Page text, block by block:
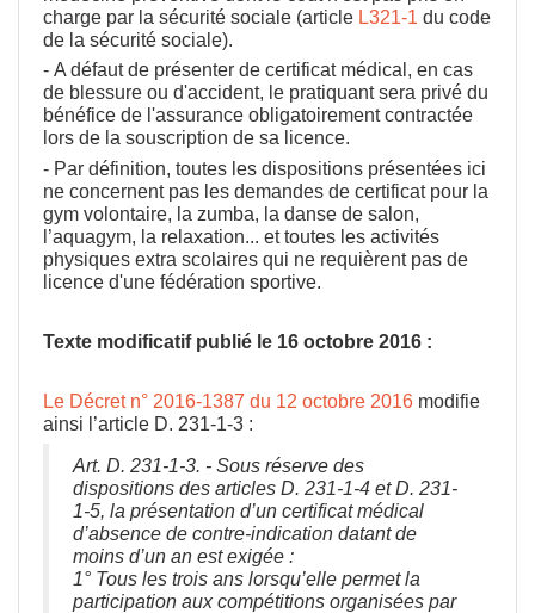
charge par la sécurité sociale (article L321-1 du code
de la sécurité sociale).
- A défaut de présenter de certificat médical, en cas
de blessure ou d'accident, le pratiquant sera privé du
bénéfice de l'assurance obligatoirement contractée
lors de la souscription de sa licence.
- Par définition, toutes les dispositions présentées ici
ne concernent pas les demandes de certificat pour la
gym volontaire, la zumba, la danse de salon,
l’aquagym, la relaxation... et toutes les activités
physiques extra scolaires qui ne requièrent pas de
licence d'une fédération sportive.
Texte modificatif publié le 16 octobre 2016 :
Le Décret n° 2016-1387 du 12 octobre 2016 modifie
ainsi l’article D. 231-1-3 :
Art. D. 231-1-3. - Sous réserve des
dispositions des articles D. 231-1-4 et D. 231-
1-5, la présentation d’un certificat médical
d’absence de contre-indication datant de
moins d’un an est exigée :
1° Tous les trois ans lorsqu’elle permet la
participation aux compétitions organisées par